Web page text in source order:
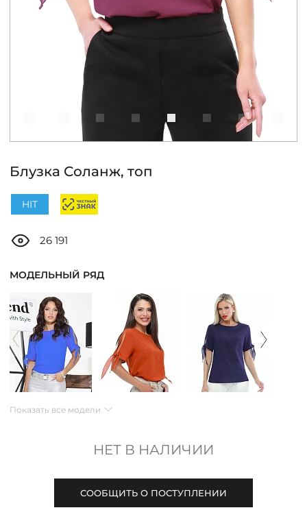
СКИДКИ
ЧАСТО ЗАДАВАЕМЫЕ ВОПРОСЫ
ОПТОВЫМ ПОКУПАТЕЛЯМ
РОЗНИЧНЫМ ПОКУПАТЕЛЯМ
ДОСТАВКА
МОСКВА
+7 (800) 511-35-10
/
Блузка Соланж, топ
HIT
26 191
МОДЕЛЬНЫЙ РЯД
Показать все модели
НЕТ В НАЛИЧИИ
СООБЩИТЬ О ПОСТУПЛЕНИИ